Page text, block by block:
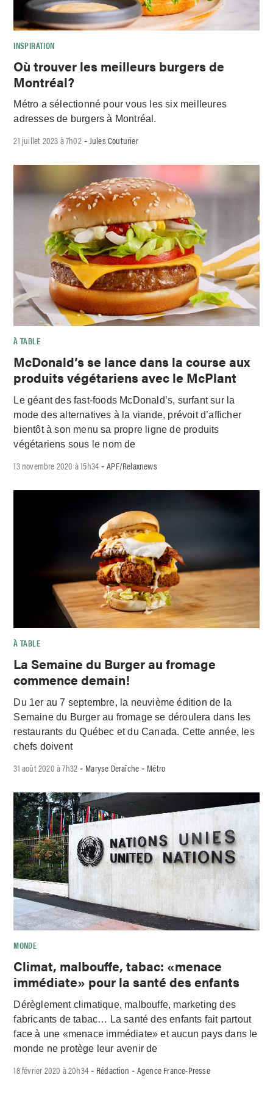
INSPIRATION
Où trouver les meilleurs burgers de
Montréal?
Métro a sélectionné pour vous les six meilleures
adresses de burgers à Montréal.
21 juillet 2023 à 7h02- Jules Couturier
À TABLE
McDonald’s se lance dans la course aux
produits végétariens avec le McPlant
Le géant des fast-foods McDonald’s, surfant sur la
mode des alternatives à la viande, prévoit d’afficher
bientôt à son menu sa propre ligne de produits
végétariens sous le nom de
13 novembre 2020 à 15h34 -APF/Relaxnews
À TABLE
La Semaine du Burger au fromage
commence demain!
Du 1er au 7 septembre, la neuvième édition de la
Semaine du Burger au fromage se déroulera dans les
restaurants du Québec et du Canada. Cette année, les
chefs doivent
31 août 2020 à 7h32 - Maryse Deraîche - Métro
MONDE
Climat, malbouffe, tabac: «menace
immédiate» pour la santé des enfants
Dérèglement climatique, malbouffe, marketing des
fabricants de tabac… La santé des enfants fait partout
face à une «menace immédiate» et aucun pays dans le
monde ne protège leur avenir de
18 février 2020 à 20h34 - Rédaction - Agence France-Presse